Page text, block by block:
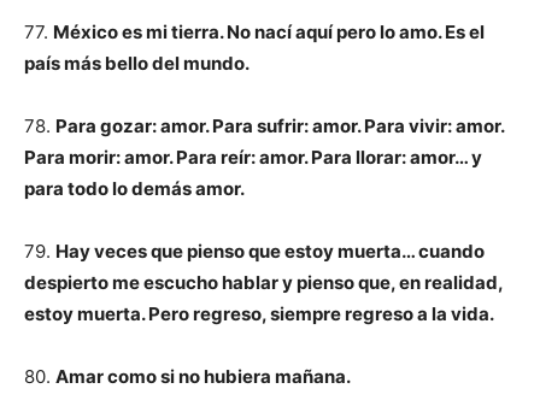
77. México es mi tierra. No nací aquí pero lo amo. Es el
país más bello del mundo.
78. Para gozar: amor. Para sufrir: amor. Para vivir: amor.
Para morir: amor. Para reír: amor. Para llorar: amor… y
para todo lo demás amor.
79. Hay veces que pienso que estoy muerta… cuando
despierto me escucho hablar y pienso que, en realidad,
estoy muerta. Pero regreso, siempre regreso a la vida.
80. Amar como si no hubiera mañana.